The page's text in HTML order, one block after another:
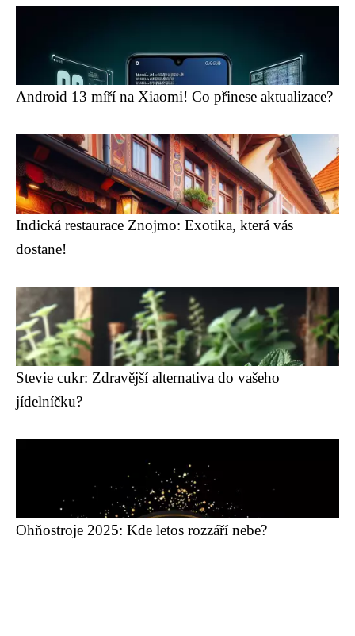
Android 13 míří na Xiaomi! Co přinese aktualizace?
Indická restaurace Znojmo: Exotika, která vás
dostane!
Stevie cukr: Zdravější alternativa do vašeho
jídelníčku?
Ohňostroje 2025: Kde letos rozzáří nebe?